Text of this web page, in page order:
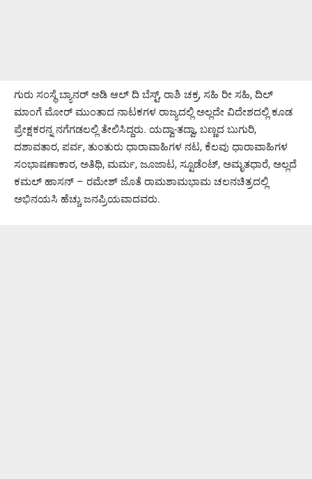
ಗುರು ಸಂಸ್ಥೆ ಬ್ಯಾನರ್ ಅಡಿ ಆಲ್ ದಿ ಬೆಸ್ಟ್, ರಾಶಿ ಚಕ್ರ, ಸಹಿ ರೀ ಸಹಿ, ದಿಲ್
ಮಾಂಗೆ ಮೋರ್ ಮುಂತಾದ ನಾಟಕಗಳ ರಾಜ್ಯದಲ್ಲಿ ಅಲ್ಲದೇ ವಿದೇಶದಲ್ಲಿ ಕೂಡ
ಪ್ರೇಕ್ಷಕರನ್ನ ನಗೆಗಡಲಲ್ಲಿ ತೇಲಿಸಿದ್ದರು. ಯದ್ವಾ-ತದ್ವಾ, ಬಣ್ಣದ ಬುಗುರಿ,
ದಶಾವತಾರ, ಪರ್ವ, ತುಂತುರು ಧಾರಾವಾಹಿಗಳ ನಟ, ಕೆಲವು ಧಾರಾವಾಹಿಗಳ
ಸಂಭಾಷಣಾಕಾರ, ಅತಿಥಿ, ಮರ್ಮ, ಜೂಜಾಟ, ಸ್ಟೂಡೆಂಟ್, ಅಮೃತಧಾರೆ, ಅಲ್ಲದೆ
ಕಮಲ್ ಹಾಸನ್ – ರಮೇಶ್ ಜೊತೆ ರಾಮಶಾಮಭಾಮ ಚಲನಚಿತ್ರದಲ್ಲಿ
ಅಭಿನಯಸಿ ಹೆಚ್ಚು ಜನಪ್ರಿಯವಾದವರು.